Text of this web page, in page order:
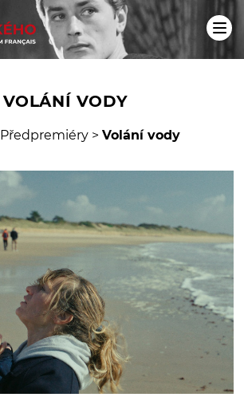
VOLÁNÍ VODY
Předpremiéry> Volání vody